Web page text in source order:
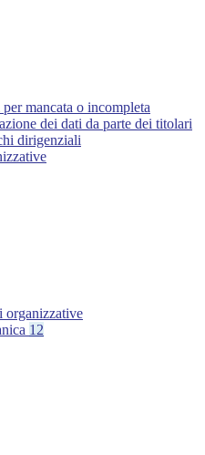
mancata o incompleta
dei dati da parte dei titolari
dirigenziali
organizzative
12